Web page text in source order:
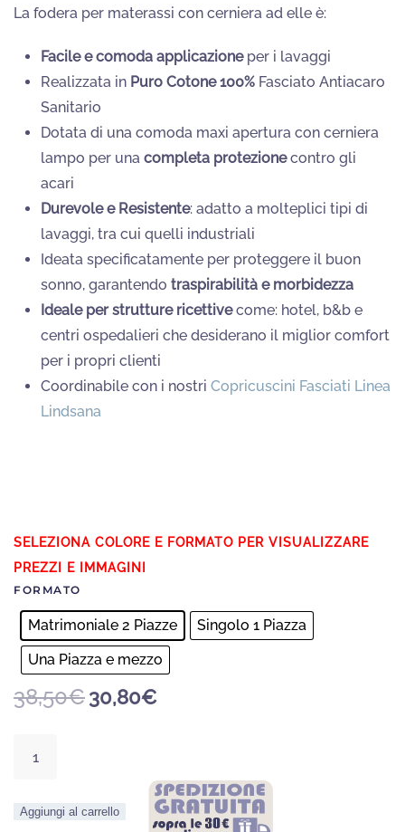
La fodera per materassi con cerniera ad elle è:
Facile e comoda applicazione per i lavaggi
Realizzata in Puro Cotone 100% Fasciato Antiacaro
Sanitario
Dotata di una comoda maxi apertura con cerniera
lampo per una completa protezionecontro gli
acari
Durevole e Resistente: adatto a molteplici tipi di
lavaggi, tra cui quelli industriali
Ideata specificatamente per proteggere il buon
sonno, garantendo traspirabilità e morbidezza
Ideale per strutture ricettivecome: hotel, b&b e
centri ospedalieri che desiderano il miglior comfort
per i propri clienti
Coordinabile con i nostri Copricuscini Fasciati Linea
Lindsana
FORMATO
Matrimoniale 2 Piazze
Singolo 1 Piazza
Una Piazza e mezzo
38,50€ Il
30,80€Il
30,80€.
ad
Aggiungi al carrello